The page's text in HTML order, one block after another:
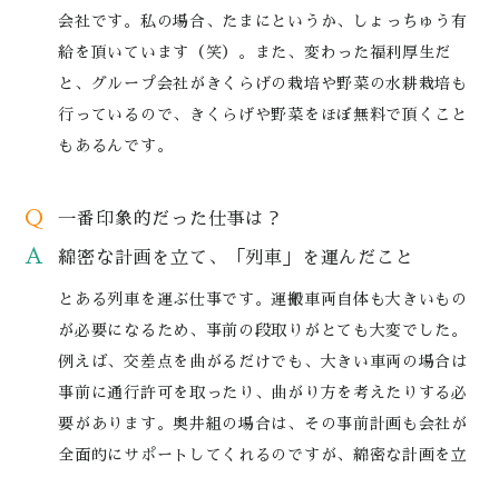
会社です。私の場合、たまにというか、しょっちゅう有
給を頂いています（笑）。また、変わった福利厚生だ
と、グループ会社がきくらげの栽培や野菜の水耕栽培も
行っているので、きくらげや野菜をほぼ無料で頂くこと
もあるんです。
Q 一番印象的だった仕事は？
A 綿密な計画を立て、「列車」を運んだこと
とある列車を運ぶ仕事です。運搬車両自体も大きいもの
が必要になるため、事前の段取りがとても大変でした。
例えば、交差点を曲がるだけでも、大きい車両の場合は
事前に通行許可を取ったり、曲がり方を考えたりする必
要があります。奥井組の場合は、その事前計画も会社が
全面的にサポートしてくれるのですが、綿密な計画を立